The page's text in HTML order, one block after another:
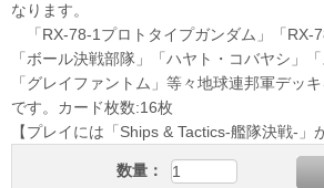
なります。
「RX-78-1プロトタイプガンダム」「RX-
「ボール決戦部隊」「ハヤト・コバヤシ」
「グレイファントム」等々地球連邦軍デッ
です。カード枚数:16枚
【プレイには「Ships & Tactics-艦隊決戦-」
数量：